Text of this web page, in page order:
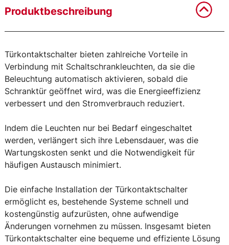
Produktbeschreibung
Türkontaktschalter bieten zahlreiche Vorteile in
Verbindung mit Schaltschrankleuchten, da sie die
Beleuchtung automatisch aktivieren, sobald die
Schranktür geöffnet wird, was die Energieeffizienz
verbessert und den Stromverbrauch reduziert.
Indem die Leuchten nur bei Bedarf eingeschaltet
werden, verlängert sich ihre Lebensdauer, was die
Wartungskosten senkt und die Notwendigkeit für
häufigen Austausch minimiert.
Die einfache Installation der Türkontaktschalter
ermöglicht es, bestehende Systeme schnell und
kostengünstig aufzurüsten, ohne aufwendige
Änderungen vornehmen zu müssen. Insgesamt bieten
Türkontaktschalter eine bequeme und effiziente Lösung